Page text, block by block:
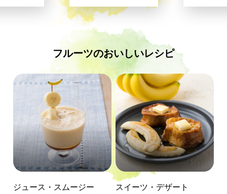
フルーツのおいしいレシピ
ジュース・スムージー スイーツ・デザート